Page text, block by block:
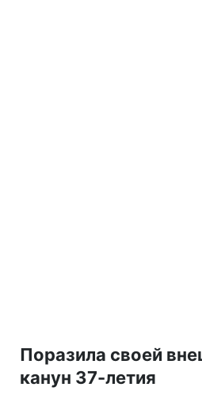
Поразила своей
канун 37-летия